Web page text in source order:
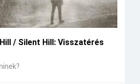
/ Silent Hill: Visszatérés